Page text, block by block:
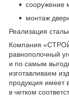
сооружение
монтаж
Реализация
Компания
равнополочный
и по самым
изготавливаем
продукция имеет
в четком